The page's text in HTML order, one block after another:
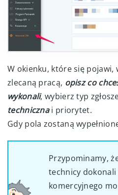
W okienku, które się pojawi,
zlecaną pracą, opisz co
wykonali, wybierz typ
technicznai priorytet.
Gdy pola zostaną
Przypominamy,
technicy
komercyjnego